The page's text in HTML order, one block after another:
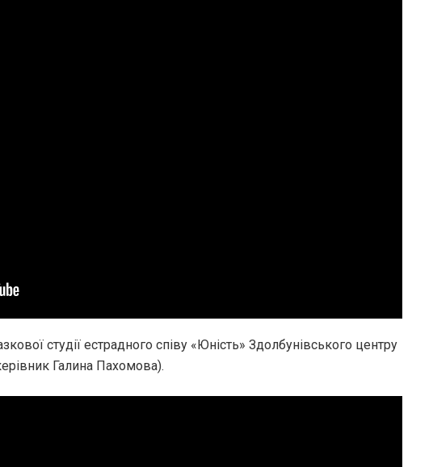
студії естрадного співу «Юність» Здолбунівського центру
Галина Пахомова).